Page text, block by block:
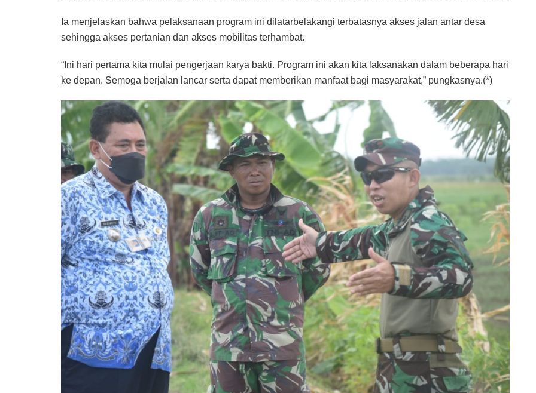
Ia menjelaskan bahwa pelaksanaan program ini dilatarbelakangi terbatasnya akses jalan antar desa
sehingga akses pertanian dan akses mobilitas terhambat.
“Ini hari pertama kita mulai pengerjaan karya bakti. Program ini akan kita laksanakan dalam beberapa hari
ke depan. Semoga berjalan lancar serta dapat memberikan manfaat bagi masyarakat,” pungkasnya.(*)